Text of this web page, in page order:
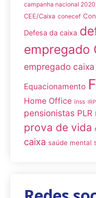
campanha nacional 2020
CEE/Caixa conecef
Defesa da caixa
empregado
empregado caixa
Equacionamento
Home Office inss
pensionistas PLR
prova de vida
caixa saúde mental